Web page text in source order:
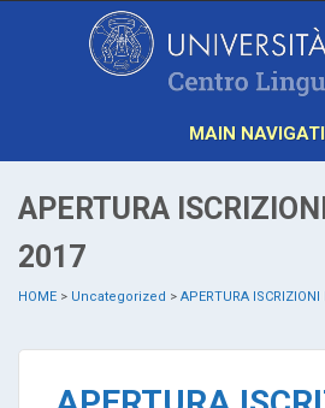
MAIN
APERTURA
2017
HOME > Uncategorized > APERTURA ISCRIZIONI